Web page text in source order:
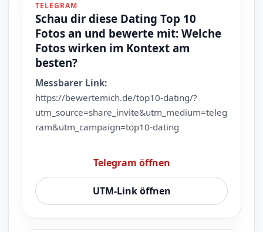
TELEGRAM
Schau dir diese Dating Top 10
Fotos an und bewerte mit: Welche
Fotos wirken im Kontext am
besten?
Messbarer Link:
https://bewertemich.de/top10-dating/?
utm_source=share_invite&utm_medium=teleg
ram&utm_campaign=top10-dating
Telegram öffnen
UTM-Link öffnen